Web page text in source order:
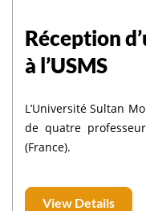
Réception
à l’USMS
L’Université Sultan
de quatre
(France).
View Details